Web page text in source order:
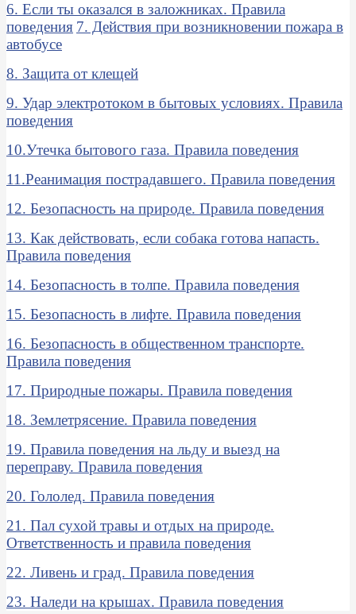
6. Если ты оказался в заложниках. Правила
поведения 7. Действия при возникновении пожара в
автобусе
8. Защита от клещей
9. Удар электротоком в бытовых условиях. Правила
поведения
10.Утечка бытового газа. Правила поведения
11.Реанимация пострадавшего. Правила поведения
12. Безопасность на природе. Правила поведения
13. Как действовать, если собака готова напасть.
Правила поведения
14. Безопасность в толпе. Правила поведения
15. Безопасность в лифте. Правила поведения
16. Безопасность в общественном транспорте.
Правила поведения
17. Природные пожары. Правила поведения
18. Землетрясение. Правила поведения
19. Правила поведения на льду и выезд на
переправу. Правила поведения
20. Гололед. Правила поведения
21. Пал сухой травы и отдых на природе.
Ответственность и правила поведения
22. Ливень и град. Правила поведения
23. Наледи на крышах. Правила поведения